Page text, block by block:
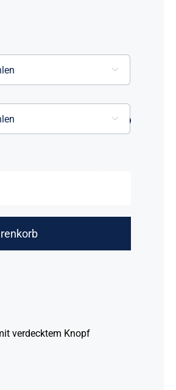


verdecktem Knopf